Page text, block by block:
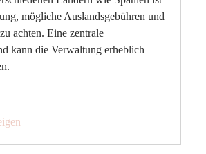
mögliche Auslandsgebühren und
achten. Eine zentrale
kann die Verwaltung erheblich